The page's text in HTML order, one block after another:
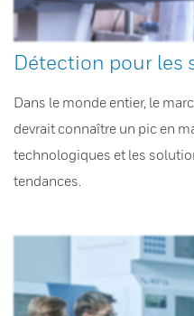
Détection pour les
Dans le monde entier, le
devrait connaître un pic en
technologiques et les
tendances.